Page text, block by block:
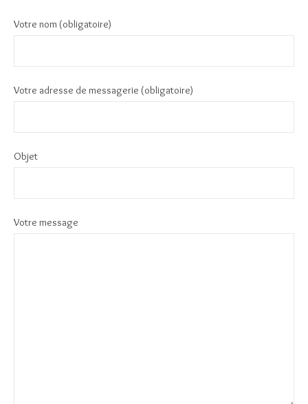
Votre nom (obligatoire)
Votre adresse de messagerie (obligatoire)
Objet
Votre message